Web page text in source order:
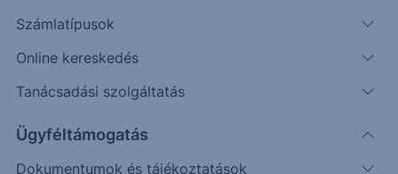
Számlatípusok
Online kereskedés
Tanácsadási szolgáltatás
Ügyféltámogatás
Dokumentumok és tájékoztatások